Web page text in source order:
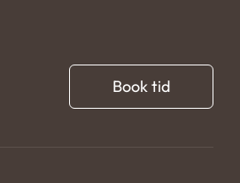
Book tid